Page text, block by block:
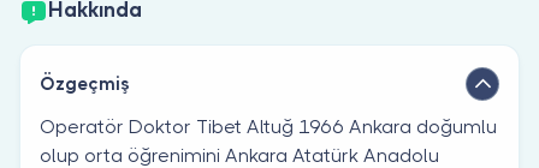
Hakkında
Özgeçmiş
Operatör Doktor Tibet Altuğ 1966 Ankara doğumlu
olup orta öğrenimini Ankara Atatürk Anadolu